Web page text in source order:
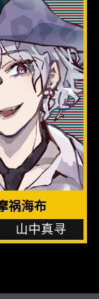
祸海布
山中真寻